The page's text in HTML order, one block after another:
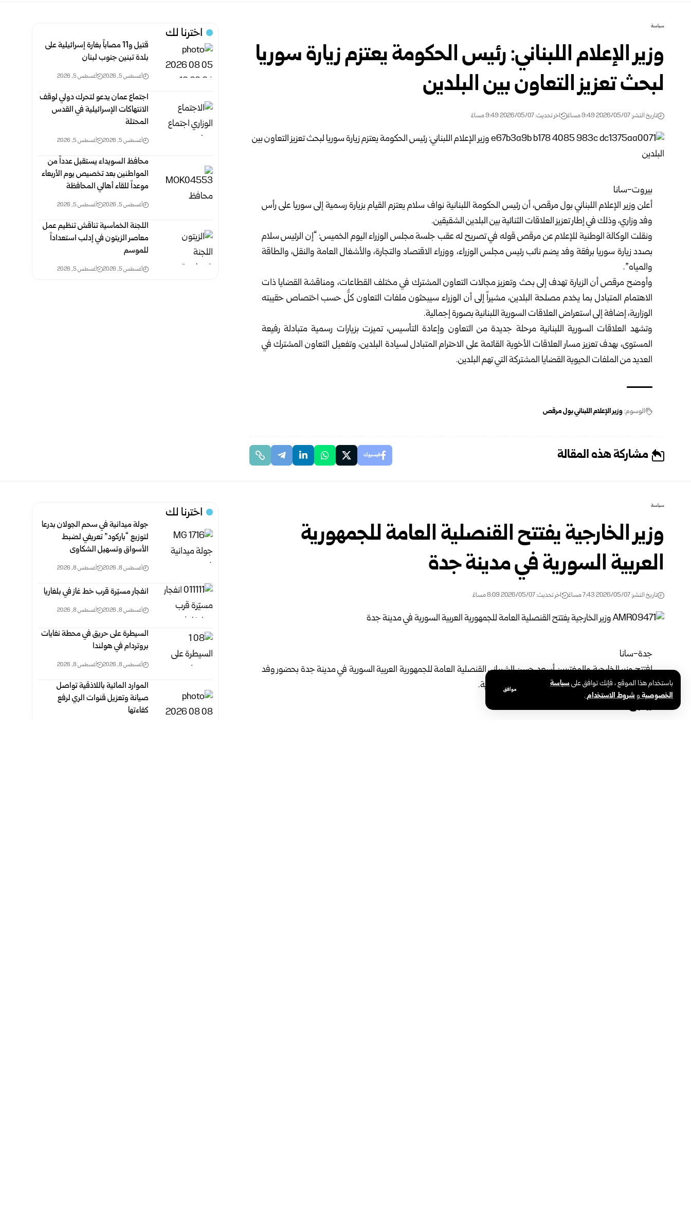
باستخدام هذا الموقع ، فإنك توافق علىسياسة
الخصوصيةوشروط الاستخدام.
موافق
سياسة
وزير الإعلام اللبناني: رئيس الحكومة يعتزم زيارة سوريا
لبحث تعزيز التعاون بين البلدين
تاريخ النشر: 2026/05/07 9:49 مساءً اخر تحديث: 2026/05/07 9:49 مساءً
بيروت-سانا
أعلن وزير الإعلام اللبناني بول مرقص، أن رئيس الحكومة اللبنانية نواف سلام يعتزم القيام بزيارة رسمية إلى سوريا على رأس
وفد وزاري، وذلك في إطار تعزيز العلاقات الثنائية بين البلدين الشقيقين.
ونقلت الوكالة الوطنية للإعلام عن مرقص قوله في تصريح له عقب جلسة مجلس الوزراء اليوم الخميس: “إن الرئيس سلام
بصدد زيارة سوريا برفقة وفد يضم نائب رئيس مجلس الوزراء، ووزراء الاقتصاد والتجارة، والأشغال العامة والنقل، والطاقة
والمياه”.
وأوضح مرقص أن الزيارة تهدف إلى بحث وتعزيز مجالات التعاون المشترك في مختلف القطاعات، ومناقشة القضايا ذات
الاهتمام المتبادل بما يخدم مصلحة البلدين، مشيراً إلى أن الوزراء سيبحثون ملفات التعاون كلٌّ حسب اختصاص حقيبته
الوزارية، إضافة إلى استعراض العلاقات السورية اللبنانية بصورة إجمالية.
وتشهد العلاقات السورية اللبنانية مرحلة جديدة من التعاون وإعادة التأسيس، تميزت بزيارات رسمية متبادلة رفيعة
المستوى، بهدف تعزيز مسار العلاقات الأخوية القائمة على الاحترام المتبادل لسيادة البلدين، وتفعيل التعاون المشترك في
العديد من الملفات الحيوية القضايا المشتركة التي تهم البلدين.
الوسوم:وزير الإعلام اللبناني بول مرقص
مشاركة هذه المقالة فيسبوك
اخترنا لك
قتيل و11 مصاباً بغارة إسرائيلية على
بلدة تبنين جنوب لبنان
أغسطس 5, 2026 أغسطس 5, 2026
اجتماع عمان يدعو لتحرك دولي لوقف
الانتهاكات الإسرائيلية في القدس
المحتلة
أغسطس 5, 2026 أغسطس 5, 2026
محافظ السويداء يستقبل عدداً من
المواطنين بعد تخصيص يوم الأربعاء
موعداً للقاء أهالي المحافظة
أغسطس 5, 2026 أغسطس 5, 2026
اللجنة الخماسية تناقش تنظيم عمل
معاصر الزيتون في إدلب استعداداً
للموسم
أغسطس 5, 2026 أغسطس 5, 2026
سياسة
وزير الخارجية يفتتح القنصلية العامة للجمهورية
العربية السورية في مدينة جدة
تاريخ النشر: 2026/05/07 7:43 مساءً اخر تحديث: 2026/05/07 8:09 مساءً
جدة-سانا
افتتحوزير الخارجية والمغتربينأسعد حسن الشيباني القنصلية العامة للجمهورية العربية السورية في مدينة جدة بحضور وفد
رسمي من وزارة الخارجية في المملكة العربية السعودية.
يتبع..
اخترنا لك
جولة ميدانية في سحم الجولان بدرعا
لتوزيع “باركود” تعريفي لضبط
‏الأسواق وتسهيل الشكاوى
أغسطس 8, 2026 أغسطس 8, 2026
انفجار مسيّرة قرب خط غاز في بلغاريا
أغسطس 8, 2026 أغسطس 8, 2026
السيطرة على حريق في محطة نفايات
بروتردام في هولندا
أغسطس 8, 2026 أغسطس 8, 2026
الموارد المائية باللاذقية تواصل
صيانة وتعزيل قنوات الري لرفع
‏كفاءتها